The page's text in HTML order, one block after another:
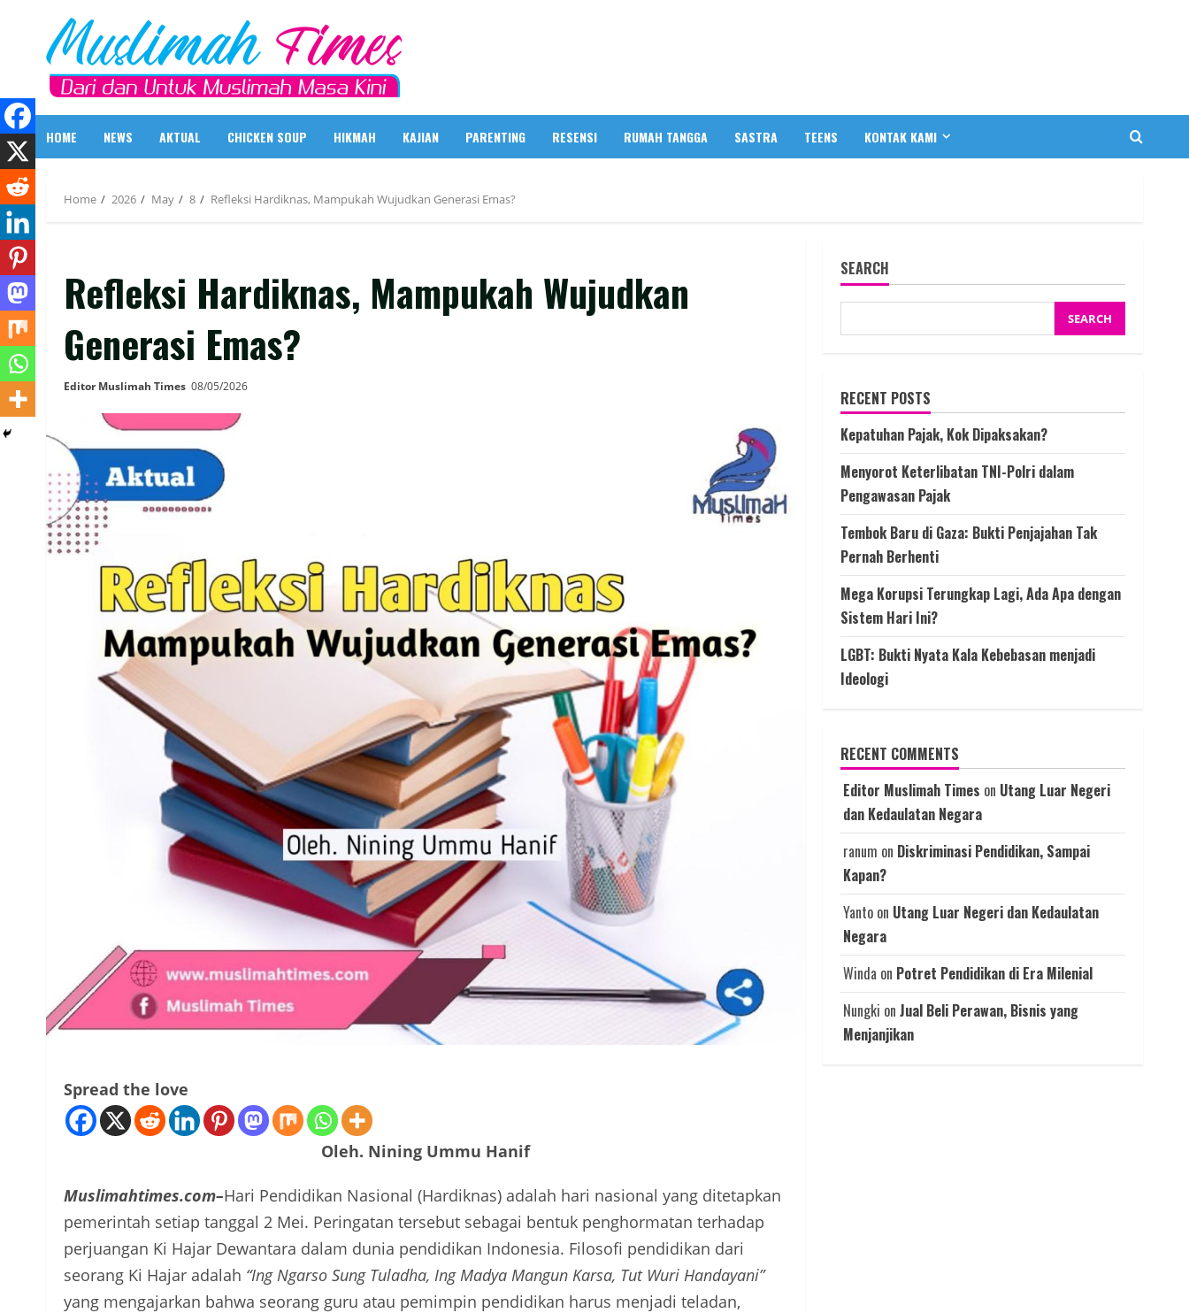
content
HOME NEWS AKTUAL CHICKEN SOUP HIKMAH KAJIAN PARENTING RESENSI RUMAH TANGGA SASTRA TEENS KONTAK KAMI
Home 2026 May 8 Refleksi Hardiknas, Mampukah Wujudkan Generasi Emas?
Refleksi Hardiknas, Mampukah Wujudkan
Generasi Emas?
Editor Muslimah Times 08/05/2026
Spread the love
Oleh. Nining Ummu Hanif
Muslimahtimes.com–Hari Pendidikan Nasional (Hardiknas) adalah hari nasional yang ditetapkan
pemerintah setiap tanggal 2 Mei. Peringatan tersebut sebagai bentuk penghormatan terhadap
perjuangan Ki Hajar Dewantara dalam dunia pendidikan Indonesia. Filosofi pendidikan dari
seorang Ki Hajar adalah “Ing Ngarso Sung Tuladha, Ing Madya Mangun Karsa, Tut Wuri Handayani”
yang mengajarkan bahwa seorang guru atau pemimpin pendidikan harus menjadi teladan,
SEARCH
SEARCH
RECENT POSTS
Kepatuhan Pajak, Kok Dipaksakan?
Menyorot Keterlibatan TNI-Polri dalam
Pengawasan Pajak
Tembok Baru di Gaza: Bukti Penjajahan Tak
Pernah Berhenti
Mega Korupsi Terungkap Lagi, Ada Apa dengan
Sistem Hari Ini?
LGBT: Bukti Nyata Kala Kebebasan menjadi
Ideologi
RECENT COMMENTS
Editor Muslimah Times on Utang Luar Negeri
dan Kedaulatan Negara
ranum on Diskriminasi Pendidikan, Sampai
Kapan?
Yanto on Utang Luar Negeri dan Kedaulatan
Negara
Winda on Potret Pendidikan di Era Milenial
Nungki on Jual Beli Perawan, Bisnis yang
Menjanjikan